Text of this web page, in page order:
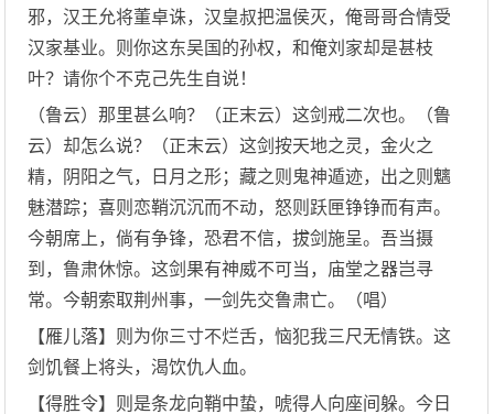
邪，汉王允将董卓诛，汉皇叔把温侯灭，俺哥哥合情受
汉家基业。则你这东吴国的孙权，和俺刘家却是甚枝
叶？请你个不克己先生自说！
（鲁云）那里甚么响？（正末云）这剑戒二次也。（鲁
云）却怎么说？（正末云）这剑按天地之灵，金火之
精，阴阳之气，日月之形；藏之则鬼神遁迹，出之则魑
魅潜踪；喜则恋鞘沉沉而不动，怒则跃匣铮铮而有声。
今朝席上，倘有争锋，恐君不信，拔剑施呈。吾当摄
到，鲁肃休惊。这剑果有神威不可当，庙堂之器岂寻
常。今朝索取荆州事，一剑先交鲁肃亡。（唱）
【雁儿落】则为你三寸不烂舌，恼犯我三尺无情铁。这
剑饥餐上将头，渴饮仇人血。
【得胜令】则是条龙向鞘中蛰，唬得人向座间躲。今日